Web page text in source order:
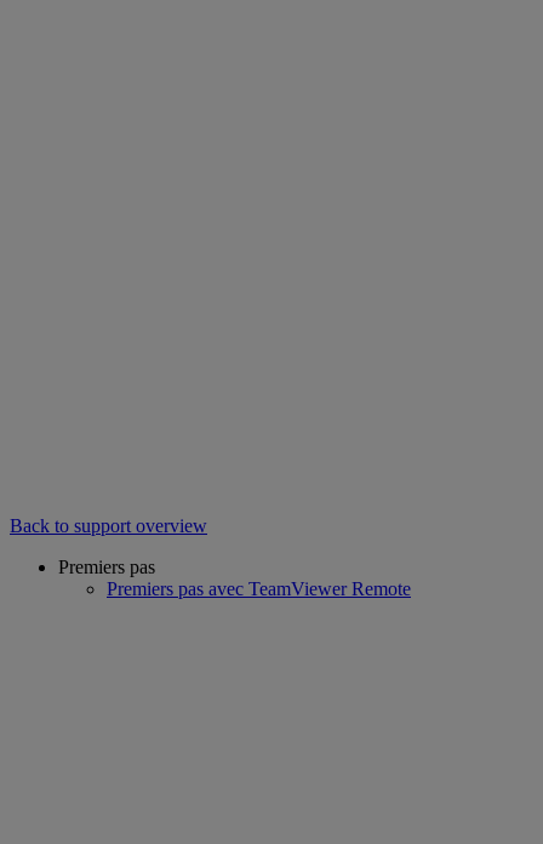
Back to support overview
Premiers pas
Premiers pas avec TeamViewer Remote